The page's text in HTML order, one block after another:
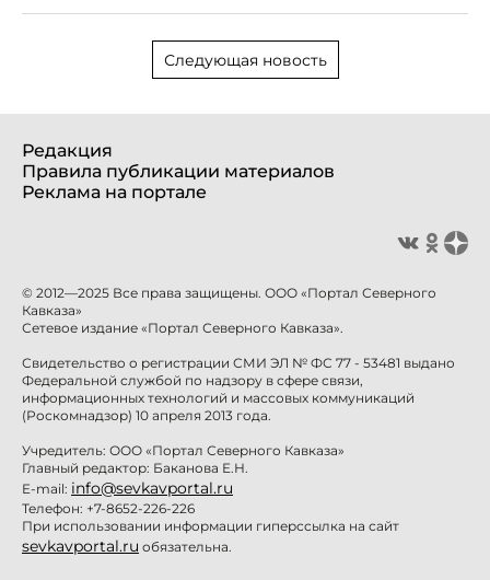
Следующая новость
Редакция
Правила публикации материалов
Реклама на портале
© 2012—2025 Все права защищены. ООО «Портал Северного
Кавказа»
Сетевое издание «Портал Северного Кавказа».
Свидетельство о регистрации СМИ ЭЛ № ФС 77 - 53481 выдано
Федеральной службой по надзору в сфере связи,
информационных технологий и массовых коммуникаций
(Роскомнадзор) 10 апреля 2013 года.
Учредитель: ООО «Портал Северного Кавказа»
Главный редактор: Баканова Е.Н.
E-mail: info@sevkavportal.ru
Телефон: +7-8652-226-226
При использовании информации гиперссылка на сайт
sevkavportal.ru обязательна.